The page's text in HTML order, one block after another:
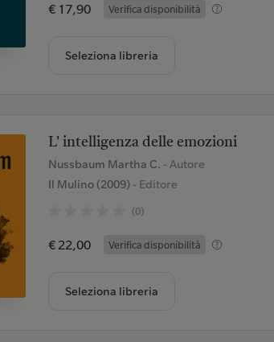
€ 17,90 Verifica disponibilità
Seleziona libreria
L' intelligenza delle emozioni
Nussbaum Martha C. - Autore
Il Mulino (2009)- Editore
(0)
€ 22,00 Verifica disponibilità
Seleziona libreria